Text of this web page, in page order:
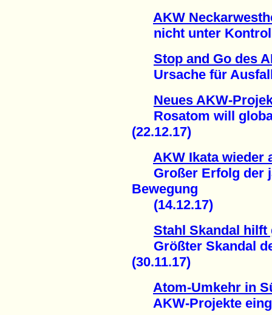
AKW
nicht unter
Stop and Go des
Ursache für Ausfall
Neues AKW-
Rosatom will
(22.12.17)
AKW Ikata wieder
Großer Erfolg der
Bewegung
(14.12.17)
Stahl Skandal hilft
Größter Skandal
(30.11.17)
Atom-Umkehr in
AKW-Projekte